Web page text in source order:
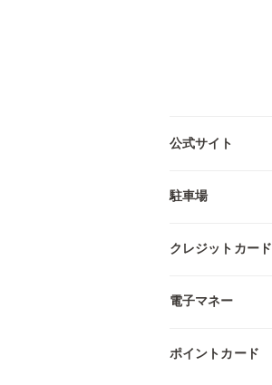
公式サイト
駐車場
クレジットカード
電子マネー
ポイントカード